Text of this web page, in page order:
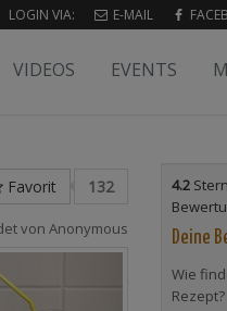
LOGIN VIA: E-MAIL
VIDEOS EVENTS
Favorit 132
von Anonymous
4.2
Deine
Wie
Rezept?